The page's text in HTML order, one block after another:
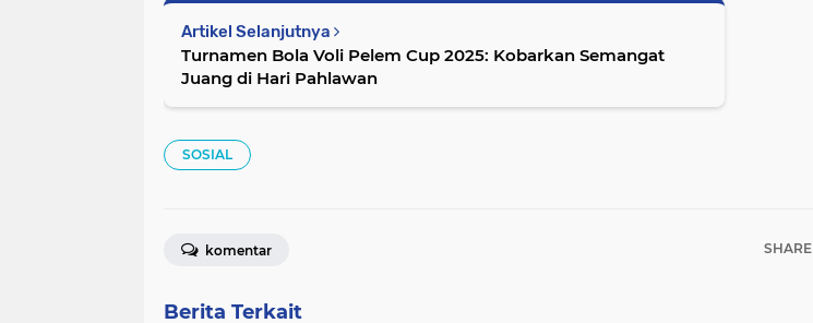
Artikel Selanjutnya
Turnamen Bola Voli Pelem Cup 2025: Kobarkan Semangat
Juang di Hari Pahlawan
SOSIAL
SHARE
komentar
Berita Terkait